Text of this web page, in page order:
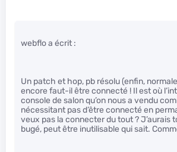
webflo a écrit :
Un patch et hop, pb résolu (enfin,
encore faut-il être connecté ! Il est où
console de salon qu’on nous a vendu
nécessitant pas d’être connecté en
veux pas la connecter du tout ? J’aurais
bugé, peut être inutilisable qui sait.